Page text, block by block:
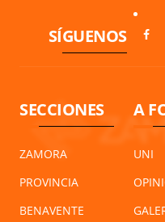
SÍGUENOS
SECCIONES
ZAMORA
PROVINCIA
BENAVENTE
A
UNI